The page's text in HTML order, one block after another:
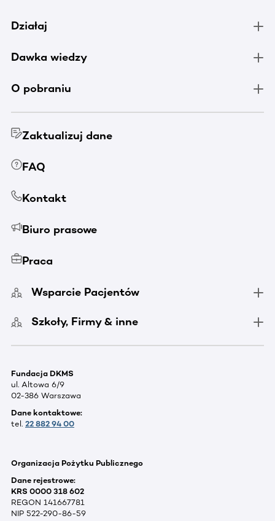
Działaj
Dawka wiedzy
O pobraniu
Zaktualizuj dane
FAQ
Kontakt
Biuro prasowe
Praca
Wsparcie Pacjentów
Szkoły, Firmy & inne
Fundacja DKMS
ul. Altowa 6/9
02-386 Warszawa
Dane kontaktowe:
tel. 22 882 94 00
Organizacja Pożytku Publicznego
Dane rejestrowe:
KRS 0000 318 602
REGON 141667781
NIP 522-290-86-59